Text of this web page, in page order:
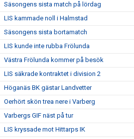
Säsongens sista match på lördag
LIS kammade noll i Halmstad
Säsongens sista bortamatch
LIS kunde inte rubba Frölunda
Västra Frölunda kommer på besök
LIS säkrade kontraktet i division 2
Höganäs BK gästar Landvetter
Oerhört skön trea nere i Varberg
Varbergs GIF näst på tur
LIS kryssade mot Hittarps IK